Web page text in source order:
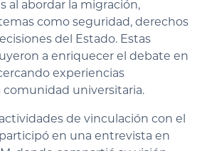
al abordar la migración,
como seguridad, derechos
del Estado. Estas
a enriquecer el debate en
experiencias
comunidad universitaria.
de vinculación con el
en una entrevista en